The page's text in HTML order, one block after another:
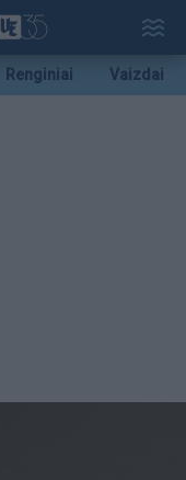
Renginiai Vaizdai